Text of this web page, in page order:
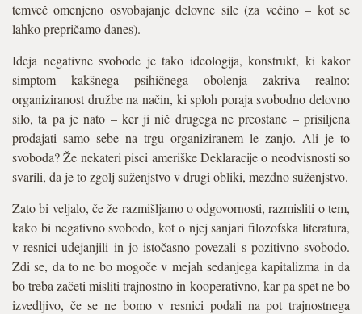
temveč omenjeno osvobajanje delovne sile (za večino – kot se
lahko prepričamo danes).
Ideja negativne svobode je tako ideologija, konstrukt, ki kakor
simptom kakšnega psihičnega obolenja zakriva realno:
organiziranost družbe na način, ki sploh poraja svobodno delovno
silo, ta pa je nato – ker ji nič drugega ne preostane – prisiljena
prodajati samo sebe na trgu organiziranem le zanjo. Ali je to
svoboda? Že nekateri pisci ameriške Deklaracije o neodvisnosti so
svarili, da je to zgolj suženjstvo v drugi obliki, mezdno suženjstvo.
Zato bi veljalo, če že razmišljamo o odgovornosti, razmisliti o tem,
kako bi negativno svobodo, kot o njej sanjari filozofska literatura,
v resnici udejanjili in jo istočasno povezali s pozitivno svobodo.
Zdi se, da to ne bo mogoče v mejah sedanjega kapitalizma in da
bo treba začeti misliti trajnostno in kooperativno, kar pa spet ne bo
izvedljivo, če se ne bomo v resnici podali na pot trajnostnega